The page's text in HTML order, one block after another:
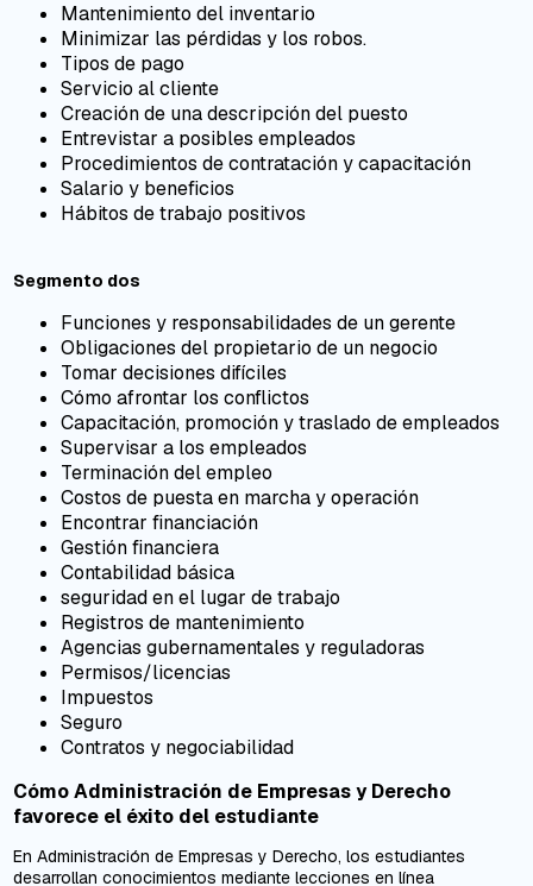
Mantenimiento del inventario
Minimizar las pérdidas y los robos.
Tipos de pago
Servicio al cliente
Creación de una descripción del puesto
Entrevistar a posibles empleados
Procedimientos de contratación y capacitación
Salario y beneficios
Hábitos de trabajo positivos
Segmento dos
Funciones y responsabilidades de un gerente
Obligaciones del propietario de un negocio
Tomar decisiones difíciles
Cómo afrontar los conflictos
Capacitación, promoción y traslado de empleados
Supervisar a los empleados
Terminación del empleo
Costos de puesta en marcha y operación
Encontrar financiación
Gestión financiera
Contabilidad básica
seguridad en el lugar de trabajo
Registros de mantenimiento
Agencias gubernamentales y reguladoras
Permisos/licencias
Impuestos
Seguro
Contratos y negociabilidad
Cómo Administración de Empresas y Derecho
favorece el éxito del estudiante
En Administración de Empresas y Derecho, los estudiantes
desarrollan conocimientos mediante lecciones en línea